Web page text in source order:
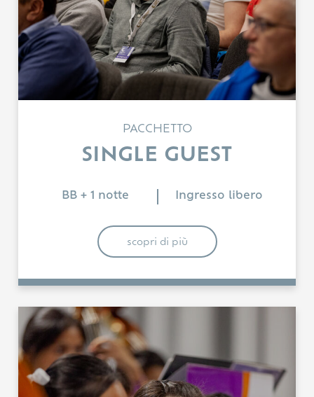
PACCHETTO
SINGLE GUEST
BB + 1 notte Ingresso libero
scopri di più